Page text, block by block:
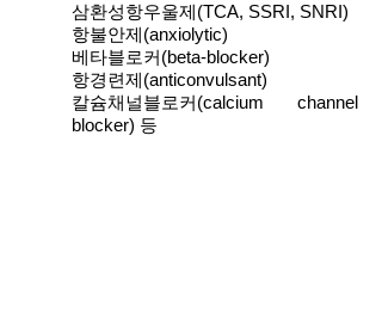
삼환성항우울제(TCA, SSRI, SNRI)
항불안제(anxiolytic)
베타블로커(beta-blocker)
항경련제(anticonvulsant)
칼슘채널블로커(calcium channel
blocker) 등